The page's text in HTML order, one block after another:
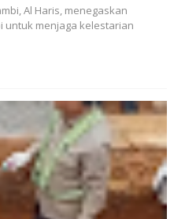
Al Haris, menegaskan
untuk menjaga kelestarian